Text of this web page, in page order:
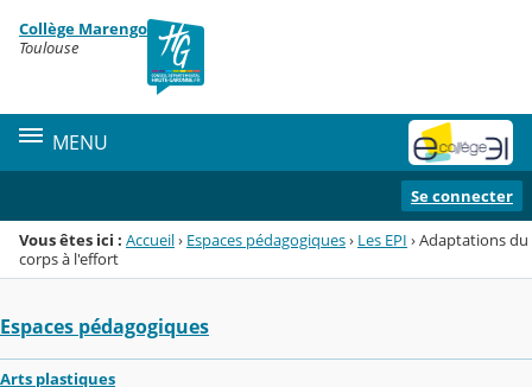
Menu de la rubrique
Contenu
Collège Marengo
Toulouse
MENU
Se connecter
Vous êtes ici : Accueil› Espaces pédagogiques› Les EPI ›Adaptations du
corps à l'effort
Espaces pédagogiques
Arts plastiques